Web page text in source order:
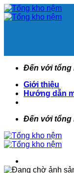
Bỏ
qua
Đến với tổng
Giới thiệu
Hướng dẫn
Đến với tổng